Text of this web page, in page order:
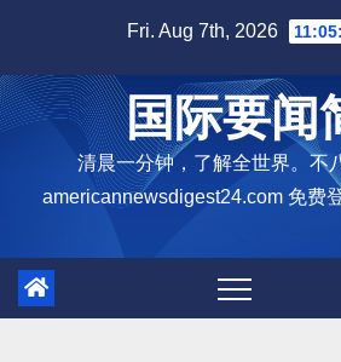
content
Fri. Aug 7th, 2026
国际要闻
清晨一分钟，了解全世界。不
americannewsdigest24.com 免费